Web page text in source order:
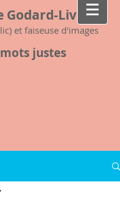
Godard-Livet
et faiseuse d'images
justes